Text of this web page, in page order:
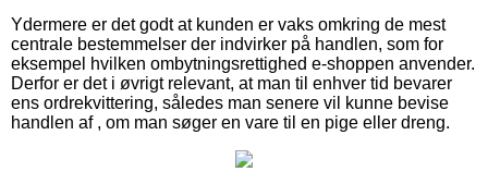
Ydermere er det godt at kunden er vaks omkring de mest
centrale bestemmelser der indvirker på handlen, som for
eksempel hvilken ombytningsrettighed e-shoppen anvender.
Derfor er det i øvrigt relevant, at man til enhver tid bevarer
ens ordrekvittering, således man senere vil kunne bevise
handlen af , om man søger en vare til en pige eller dreng.